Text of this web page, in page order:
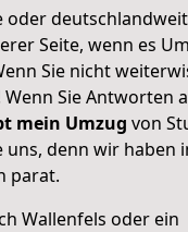
oder
Seite, wenn es
Sie nicht
Sie Antworten
mein Umzug von
uns, denn wir haben
parat.
Wallenfels oder ein